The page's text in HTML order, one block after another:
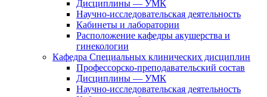
Дисциплины — УМК
Научно-исследовательская деятельность
Кабинеты и лаборатории
Расположение кафедры акушерства и
гинекологии
Кафедра Специальных клинических дисциплин
Профессорско-преподавательский состав
Дисциплины — УМК
Научно-исследовательская деятельность